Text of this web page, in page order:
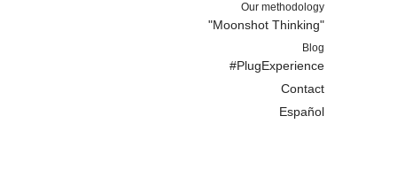
Our methodology
"Moonshot Thinking"
Blog
#PlugExperience
Contact
Español